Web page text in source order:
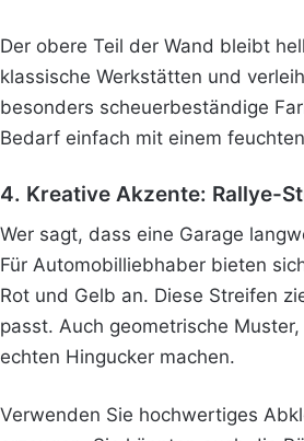
Der obere Teil der Wand bleibt
klassische Werkstätten und
besonders scheuerbeständige
Bedarf einfach mit einem
4. Kreative Akzente: Rallye-
Wer sagt, dass eine Garage
Für Automobilliebhaber bieten
Rot und Gelb an. Diese Streifen
passt. Auch geometrische
echten Hingucker machen.
Verwenden Sie hochwertiges